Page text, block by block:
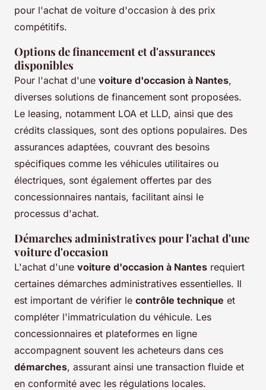
pour l'achat de voiture d'occasion à des prix
compétitifs.
Options de financement et d'assurances
disponibles
Pour l'achat d'une voiture d'occasion à Nantes,
diverses solutions de financement sont proposées.
Le leasing, notamment LOA et LLD, ainsi que des
crédits classiques, sont des options populaires. Des
assurances adaptées, couvrant des besoins
spécifiques comme les véhicules utilitaires ou
électriques, sont également offertes par des
concessionnaires nantais, facilitant ainsi le
processus d'achat.
Démarches administratives pour l'achat d'une
voiture d'occasion
L'achat d'une voiture d'occasion à Nantes requiert
certaines démarches administratives essentielles. Il
est important de vérifier le contrôle technique et
compléter l'immatriculation du véhicule. Les
concessionnaires et plateformes en ligne
accompagnent souvent les acheteurs dans ces
démarches, assurant ainsi une transaction fluide et
en conformité avec les régulations locales.